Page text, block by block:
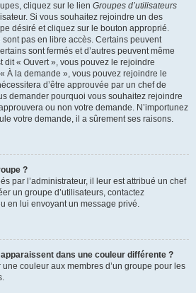
cliquez sur le lien Groupes d’utilisateurs
Si vous souhaitez rejoindre un des
désiré et cliquez sur le bouton approprié.
pas en libre accès. Certains peuvent
sont fermés et d’autres peuvent même
dit « Ouvert », vous pouvez le rejoindre
À la demande », vous pouvez rejoindre le
d’être approuvée par un chef de
demander pourquoi vous souhaitez rejoindre
ou non votre demande. N’importunez
votre demande, il a sûrement ses raisons.
?
par l’administrateur, il leur est attribué un chef
un groupe d’utilisateurs, contactez
en lui envoyant un message privé.
dans une couleur différente ?
une couleur aux membres d’un groupe pour les